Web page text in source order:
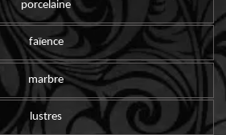
porcelaine
faïence
marbre
lustres